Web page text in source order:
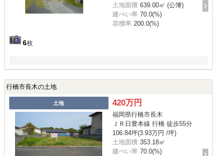
6枚
土地面積 639.00㎡ (公簿)
建ぺい率 70.0(%)
容積率 200.0(%)
行橋市長木の土地
土地 420万円
福岡県行橋市長木
ＪＲ日豊本線 行橋 徒歩55分
106.84坪(3.93万円 /坪)
土地面積 353.18㎡
建ぺい率 70.0(%)